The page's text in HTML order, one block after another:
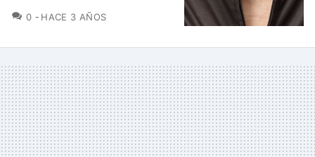
0 COMENTARIOS
HACE 3 AÑOS